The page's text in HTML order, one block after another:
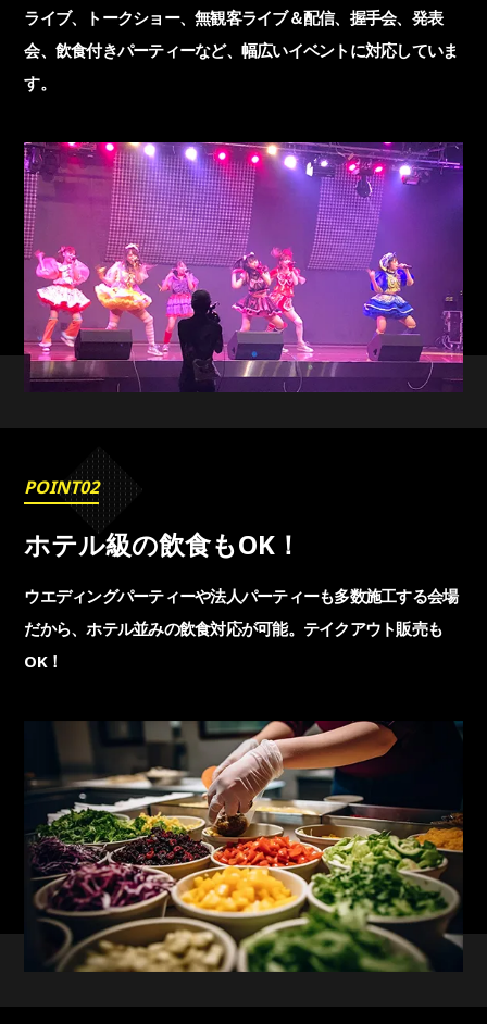
ライブ、トークショー、無観客ライブ＆配信、握手会、 発表
会、飲食付きパーティーなど、幅広いイベントに対応していま
す。
POINT02
ホテル級の飲食もOK！
ウエディングパーティーや法人パーティーも多数施工する会場
だから、ホテル並みの飲食対応が可能。 テイクアウト販売も
OK！